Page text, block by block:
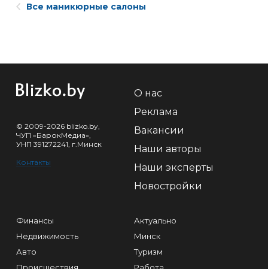
Все маникюрные салоны
© 2009-2026 blizko.by,
ЧУП «БарокМедиа»,
УНП 391272241, г.Минск
Контакты
О нас
Реклама
Вакансии
Наши авторы
Наши эксперты
Новостройки
Финансы
Недвижимость
Авто
Происшествия
Актуально
Минск
Туризм
Работа